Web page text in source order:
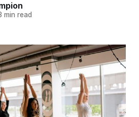
min read